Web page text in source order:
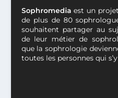
Sophromedia est un
de plus de 80
souhaitent partager au
de leur métier de
que la sophrologie
toutes les personnes qui